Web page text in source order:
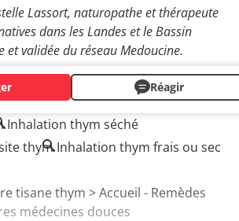
Lassort, naturopathe et thérapeute
dans les Landes et le Bassin
et validée du réseau Medoucine.
Réagir
SUJET
Inhalation thym séché
thym Inhalation thym frais ou sec
tisane thym > Accueil - Remèdes
médecines douces